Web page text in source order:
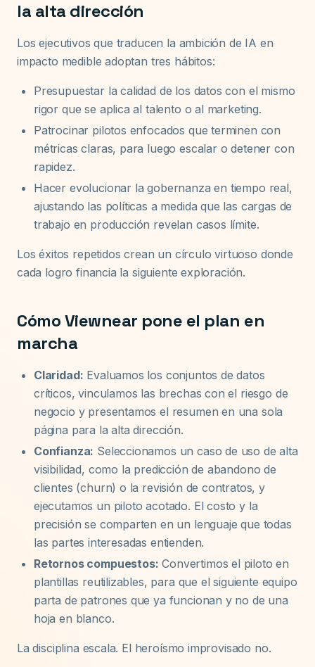
la alta dirección
Los ejecutivos que traducen la ambición de IA en
impacto medible adoptan tres hábitos:
Presupuestar la calidad de los datos con el mismo
rigor que se aplica al talento o al marketing.
Patrocinar pilotos enfocados que terminen con
métricas claras, para luego escalar o detener con
rapidez.
Hacer evolucionar la gobernanza en tiempo real,
ajustando las políticas a medida que las cargas de
trabajo en producción revelan casos límite.
Los éxitos repetidos crean un círculo virtuoso donde
cada logro financia la siguiente exploración.
Cómo Viewnear pone el plan en
marcha
Claridad: Evaluamos los conjuntos de datos
críticos, vinculamos las brechas con el riesgo de
negocio y presentamos el resumen en una sola
página para la alta dirección.
Confianza: Seleccionamos un caso de uso de alta
visibilidad, como la predicción de abandono de
clientes (churn) o la revisión de contratos, y
ejecutamos un piloto acotado. El costo y la
precisión se comparten en un lenguaje que todas
las partes interesadas entienden.
Retornos compuestos: Convertimos el piloto en
plantillas reutilizables, para que el siguiente equipo
parta de patrones que ya funcionan y no de una
hoja en blanco.
La disciplina escala. El heroísmo improvisado no.